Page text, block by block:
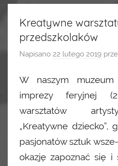
Kreatywne
przedszkolaków
Napisano 22 lutego 2019
W naszym muzeum
imprezy feryjnej
warsztatów
„Kreatywne dziecko”,
pasjonatów sztuk
okazję zapoznać się i